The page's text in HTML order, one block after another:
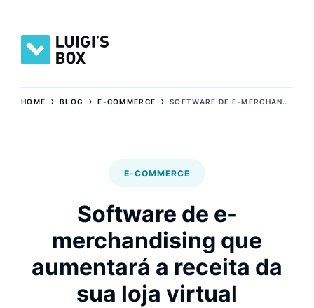
HOME ›BLOG ›E-COMMERCE ›SOFTWARE DE E-MERCHANDISING QUE AUMENTARÁ A RECEITA DA SUA LOJA VIRTUAL
E-COMMERCE
Software de e-
merchandising que
aumentará a receita da
sua loja virtual